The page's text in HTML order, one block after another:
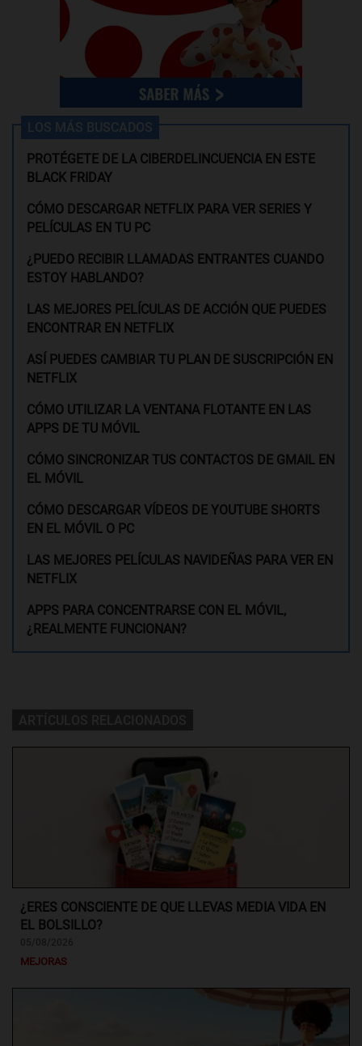
LOS MÁS BUSCADOS
PROTÉGETE DE LA CIBERDELINCUENCIA EN ESTE
BLACK FRIDAY
CÓMO DESCARGAR NETFLIX PARA VER SERIES Y
PELÍCULAS EN TU PC
¿PUEDO RECIBIR LLAMADAS ENTRANTES CUANDO
ESTOY HABLANDO?
LAS MEJORES PELÍCULAS DE ACCIÓN QUE PUEDES
ENCONTRAR EN NETFLIX
ASÍ PUEDES CAMBIAR TU PLAN DE SUSCRIPCIÓN EN
NETFLIX
CÓMO UTILIZAR LA VENTANA FLOTANTE EN LAS
APPS DE TU MÓVIL
CÓMO SINCRONIZAR TUS CONTACTOS DE GMAIL EN
EL MÓVIL
CÓMO DESCARGAR VÍDEOS DE YOUTUBE SHORTS
EN EL MÓVIL O PC
LAS MEJORES PELÍCULAS NAVIDEÑAS PARA VER EN
NETFLIX
APPS PARA CONCENTRARSE CON EL MÓVIL,
¿REALMENTE FUNCIONAN?
¿ERES CONSCIENTE DE QUE LLEVAS MEDIA VIDA EN
EL BOLSILLO?
MEJORAS